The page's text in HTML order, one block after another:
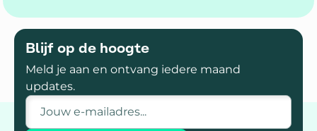
Blijf op de hoogte
Meld je aan en ontvang iedere maand
updates.
E-mailadres